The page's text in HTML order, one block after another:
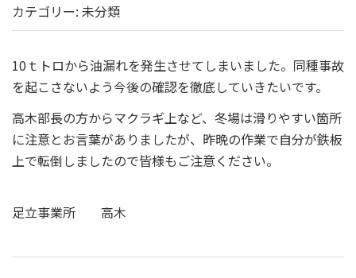
カテゴリー: 未分類
10ｔトロから油漏れを発生させてしまいました。同種事故
を起こさないよう今後の確認を徹底していきたいです。
高木部長の方からマクラギ上など、冬場は滑りやすい箇所
に注意とお言葉がありましたが、昨晩の作業で自分が鉄板
上で転倒しましたので皆様もご注意ください。
足立事業所 高木